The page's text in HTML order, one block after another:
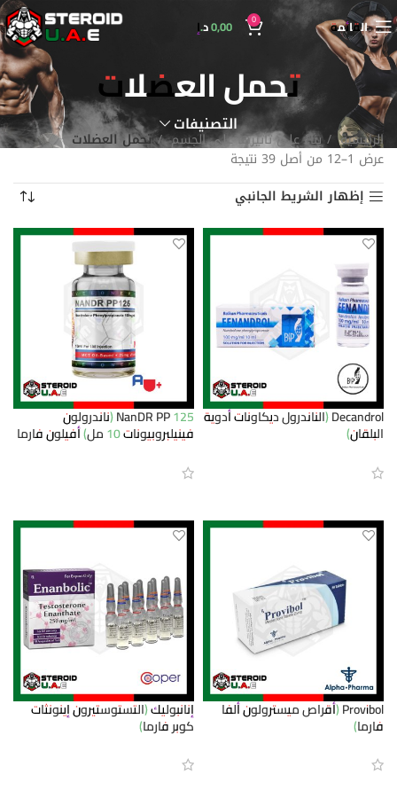
القائمة 0
0,00د.إ
تحمل العضلات
التصنيفات
الرئيسية بناءً على تأثيرها على الجسم تحمل العضلات
عرض 1–12 من أصل 39 نتيجة
إظهار الشريط الجانبي
Decandrol (الناندرول ديكاونات أدوية
البلقان)
NanDR PP 125 (ناندرولون
فينيلبروبيونات 10 مل) أفيلون فارما
Provibol (أقراص ميسترولون ألفا
فارما)
إنانبوليك (التستوستيرون إينونثات
كوبر فارما)